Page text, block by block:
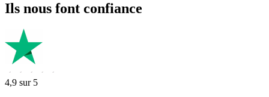
Ils nous font confiance
4,9 sur 5